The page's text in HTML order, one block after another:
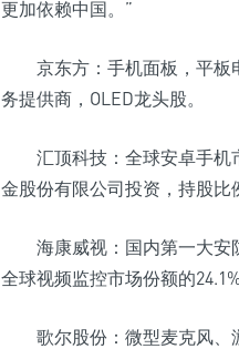
更加依赖中国。”
京东方：手机面板，平板
务提供商，OLED龙头股。
汇顶科技：全球安卓手
金股份有限公司投资，持股比
海康威视：国内第一大
全球视频监控市场份额的24.1%
歌尔股份：微型麦克风